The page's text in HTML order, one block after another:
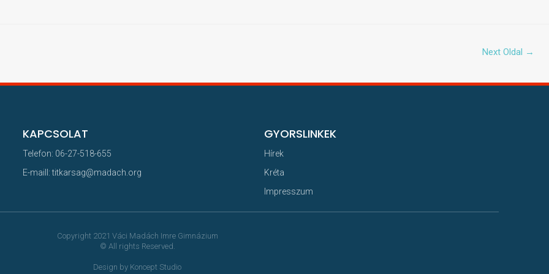
Next Oldal →
KAPCSOLAT
Telefon: 06-27-518-655
E-maill: titkarsag@madach.org
GYORSLINKEK
Hírek
Kréta
Impresszum
Copyright 2021 Váci Madách Imre Gimnázium
© All rights Reserved.
Design by Koncept Studio